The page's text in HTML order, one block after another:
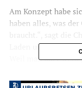
Am Konzept habe
haben alles, was
Laden und in
Weil man aber
Öffnungszeiten